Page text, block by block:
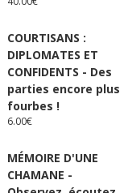
COURTISANS :
DIPLOMATES ET
CONFIDENTS - Des
parties encore plus
fourbes !
6.00€
MÉMOIRE D'UNE
CHAMANE -